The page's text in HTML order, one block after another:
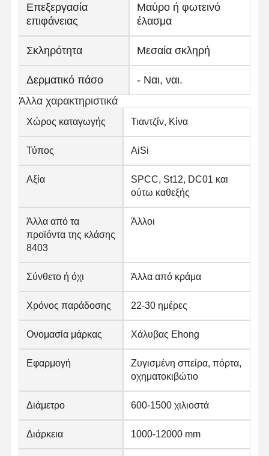
Επεξεργασία
επιφάνειας
Μαύρο ή φωτεινό
έλασμα
Σκληρότητα Μεσαία σκληρή
Δερματικό πάσο
- Ναι, ναι.
Άλλα χαρακτηριστικά
Χώρος καταγωγής Τιαντζίν, Κίνα
Τύπος AiSi
Αξία
SPCC, St12, DC01 και
ούτω καθεξής
Άλλα από τα
προϊόντα της κλάσης
8403
Άλλοι
Σύνθετο ή όχι Άλλα από κράμα
Χρόνος παράδοσης 22-30 ημέρες
Ονομασία μάρκας Χάλυβας Ehong
Εφαρμογή
Ζυγισμένη σπείρα, πόρτα,
οχηματοκιβώτιο
Διάμετρο 600-1500 χιλιοστά
Διάρκεια 1000-12000 mm